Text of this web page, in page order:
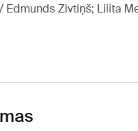
Edmunds Zivtiņš; Lilita